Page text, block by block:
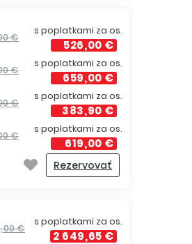
€
s poplatkami za os.
526,00 €
€
s poplatkami za os.
659,00 €
€
s poplatkami za os.
383,90 €
€
s poplatkami za os.
619,00 €
Rezervovať
€
s poplatkami za os.
2 649,65 €